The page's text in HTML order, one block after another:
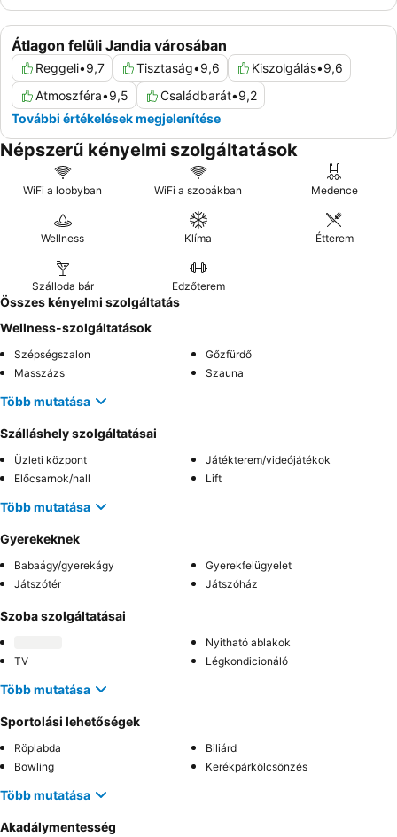
Átlagon felüli Jandia városában
Reggeli•9,7 Tisztaság•9,6 Kiszolgálás•9,6
Atmoszféra•9,5 Családbarát•9,2
További értékelések megjelenítése
Népszerű kényelmi szolgáltatások
WiFi a lobbyban WiFi a szobákban Medence
Wellness Klíma Étterem
Szálloda bár Edzőterem
Összes kényelmi szolgáltatás
Wellness-szolgáltatások
Szépségszalon
Gőzfürdő
Masszázs
Szauna
Több mutatása
Szálláshely szolgáltatásai
Üzleti központ
Játékterem/videójátékok
Előcsarnok/hall
Lift
Több mutatása
Gyerekeknek
Babaágy/gyerekágy
Gyerekfelügyelet
Játszótér
Játszóház
Szoba szolgáltatásai
Nyitható ablakok
TV
Légkondicionáló
Több mutatása
Sportolási lehetőségek
Röplabda
Biliárd
Bowling
Kerékpárkölcsönzés
Több mutatása
Akadálymentesség